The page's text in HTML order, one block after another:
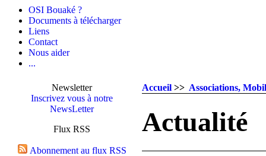
OSI Bouaké ?
Documents à télécharger
Liens
Contact
Nous aider
...
Newsletter
Inscrivez vous à notre
NewsLetter
Flux RSS
Abonnement au flux RSS
Accueil >> Associations,
Actualité